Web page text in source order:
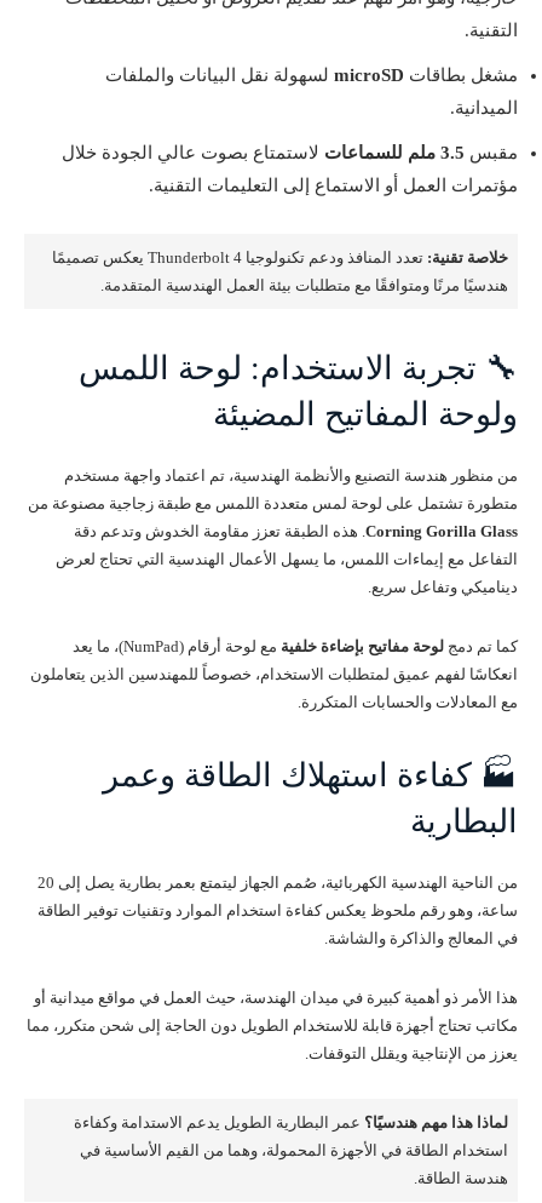
التقنية.
مشغل بطاقات microSD لسهولة نقل البيانات والملفات
الميدانية.
مقبس 3.5 ملم للسماعات
لاستمتاع بصوت عالي الجودة خلال
مؤتمرات العمل أو الاستماع إلى التعليمات التقنية.
خلاصة تقنية:
تعدد المنافذ ودعم تكنولوجيا Thunderbolt 4 يعكس تصميمًا
هندسيًا مرنًا ومتوافقًا مع متطلبات بيئة العمل الهندسية المتقدمة.
🔧 تجربة الاستخدام: لوحة اللمس
ولوحة المفاتيح المضيئة
من منظور هندسة التصنيع والأنظمة الهندسية، تم اعتماد واجهة مستخدم
متطورة تشتمل على لوحة لمس متعددة اللمس مع طبقة زجاجية مصنوعة من
Corning Gorilla Glass. هذه الطبقة تعزز مقاومة الخدوش وتدعم دقة
التفاعل مع إيماءات اللمس، ما يسهل الأعمال الهندسية التي تحتاج لعرض
ديناميكي وتفاعل سريع.
كما تم دمج لوحة مفاتيح بإضاءة خلفية
مع لوحة أرقام (NumPad)، ما يعد
انعكاسًا لفهم عميق لمتطلبات الاستخدام، خصوصاً للمهندسين الذين يتعاملون
مع المعادلات والحسابات المتكررة.
🏭 كفاءة استهلاك الطاقة وعمر
البطارية
من الناحية الهندسية الكهربائية، صُمم الجهاز ليتمتع بعمر بطارية يصل إلى 20
ساعة، وهو رقم ملحوظ يعكس كفاءة استخدام الموارد وتقنيات توفير الطاقة
في المعالج والذاكرة والشاشة.
هذا الأمر ذو أهمية كبيرة في ميدان الهندسة، حيث العمل في مواقع ميدانية أو
مكاتب تحتاج أجهزة قابلة للاستخدام الطويل دون الحاجة إلى شحن متكرر، مما
يعزز من الإنتاجية ويقلل التوقفات.
لماذا هذا مهم هندسيًا؟ عمر البطارية الطويل يدعم الاستدامة وكفاءة
استخدام الطاقة في الأجهزة المحمولة، وهما من القيم الأساسية في
هندسة الطاقة.